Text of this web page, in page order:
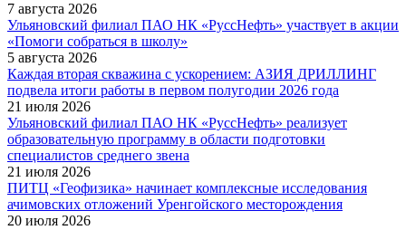
7 августа 2026
Ульяновский филиал ПАО НК «РуссНефть» участвует в акции
«Помоги собраться в школу»
5 августа 2026
Каждая вторая скважина с ускорением: АЗИЯ ДРИЛЛИНГ
подвела итоги работы в первом полугодии 2026 года
21 июля 2026
Ульяновский филиал ПАО НК «РуссНефть» реализует
образовательную программу в области подготовки
специалистов среднего звена
21 июля 2026
ПИТЦ «Геофизика» начинает комплексные исследования
ачимовских отложений Уренгойского месторождения
20 июля 2026